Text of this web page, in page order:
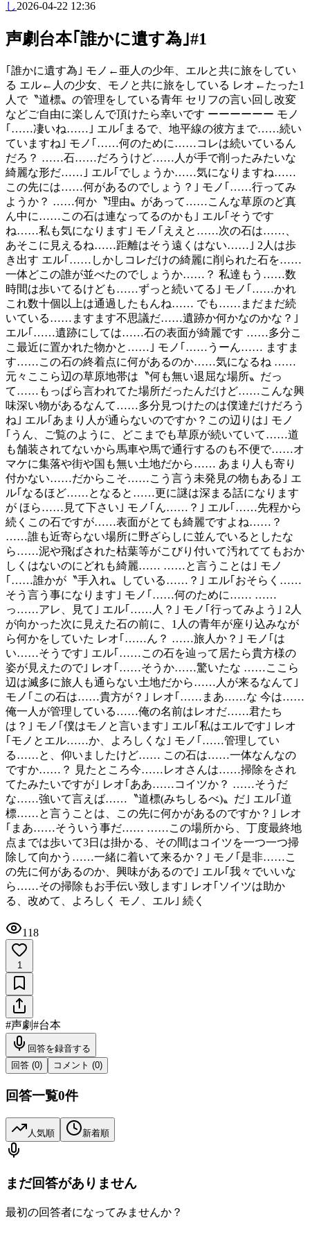
し2026-04-22 12:36
声劇台本｢誰かに遺す為｣#1
｢誰かに遺す為｣ モノ←亜人の少年、エルと共に旅をしてい
る エル←人の少女、モノと共に旅をしている レオ←たった1
人で〝道標〟の管理をしている青年 セリフの言い回し改変
などご自由に楽しんで頂けたら幸いです ーーーーーー モノ
｢……凄いね……｣ エル｢まるで、地平線の彼方まで……続い
ていますね｣ モノ｢……何のために……コレは続いているん
だろ？ ……石……だろうけど……人が手で削ったみたいな
綺麗な形だ……｣ エル｢でしょうか……気になりますね……
この先には……何があるのでしょう？｣ モノ｢……行ってみ
ようか？ ……何か〝理由〟があって……こんな草原のど真
ん中に……この石は連なってるのかも｣ エル｢そうです
ね……私も気になります｣ モノ｢ええと……次の石は……、
あそこに見えるね……距離はそう遠くはない……｣ 2人は歩
き出す エル｢……しかしコレだけの綺麗に削られた石を……
一体どこの誰が並べたのでしょうか……？ 私達もう……数
時間は歩いてるけども……ずっと続いてる｣ モノ｢……かれ
これ数十個以上は通過したもんね…… でも……まだまだ続
いている……ますます不思議だ……遺跡か何かなのかな？｣
エル｢……遺跡にしては……石の表面が綺麗です ……多分こ
こ最近に置かれた物かと……｣ モノ｢……うーん…… ますま
す……この石の終着点に何があるのか……気になるね ……
元々ここら辺の草原地帯は〝何も無い退屈な場所〟だっ
て……もっぱら言われてた場所だったんだけど……こんな興
味深い物があるなんて……多分見つけたのは僕達だけだろう
ね｣ エル｢あまり人が通らないのですか？この辺りは｣ モノ
｢うん、ご覧のように、どこまでも草原が続いていて……道
も舗装されてないから馬車や馬で通行するのも不便で……オ
マケに集落や街や国も無い土地だから…… あまり人も寄り
付かない……だからこそ……こう言う未発見の物もある｣ エ
ル｢なるほど……となると……更に謎は深まる話になります
が ほら……見て下さい｣ モノ｢ん……？｣ エル｢……先程から
続くこの石ですが……表面がとても綺麗ですよね……？
……誰も近寄らない場所に野ざらしに並んでいるとしたな
ら……泥や飛ばされた枯葉等がこびり付いて汚れててもおか
しくはないのにどれも綺麗…… ……と言うことは｣ モノ
｢……誰かが〝手入れ〟している……？｣ エル｢おそらく……
そう言う事になります｣ モノ｢……何のために…… ……
っ……アレ、見て｣ エル｢……人？｣ モノ｢行ってみよう｣ 2人
が向かった次に見えた石の前に、1人の青年が座り込みなが
ら何かをしていた レオ｢……ん？ ……旅人か？｣ モノ｢は
い……そうです｣ エル｢……この石を辿って居たら貴方様の
姿が見えたので｣ レオ｢……そうか……驚いたな ……ここら
辺は滅多に旅人も通らない土地だから……人が来るなんて｣
モノ｢この石は……貴方が？｣ レオ｢……まあ……な 今は……
俺一人が管理している……俺の名前はレオだ……君たち
は？｣ モノ｢僕はモノと言います｣ エル｢私はエルです｣ レオ
｢モノとエル……か、よろしくな｣ モノ｢……管理してい
る……と、仰いましたけど…… この石は……一体なんなの
ですか……？ 見たところ今……レオさんは……掃除をされ
てたみたいですが｣ レオ｢ああ……コイツか？ ……そうだ
な……強いて言えば……〝道標(みちしるべ)〟だ｣ エル｢道
標……と言うことは、この先に何かがあるのですか？｣ レオ
｢まあ……そういう事だ…… ……この場所から、丁度最終地
点までは歩いて3日は掛かる、その間はコイツを一つ一つ掃
除して向かう……一緒に着いて来るか？｣ モノ｢是非……こ
の先に何があるのか、興味があるので｣ エル｢我々でいいな
ら……その掃除もお手伝い致します｣ レオ｢ソイツは助か
る、改めて、よろしく モノ、エル｣ 続く
118
1
#声劇#台本
回答を録音する
回答 (0) コメント (0)
回答一覧0件
人気順 新着順
まだ回答がありません
最初の回答者になってみませんか？